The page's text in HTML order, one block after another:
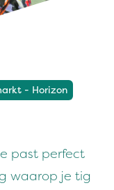
- Horizon
past perfect
waarop je tig